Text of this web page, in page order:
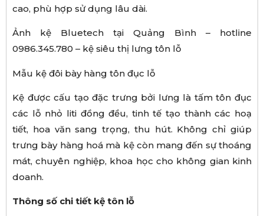
cao, phù hợp sử dụng lâu dài.
Ảnh kệ Bluetech tại Quảng Bình – hotline
0986.345.780 – kệ siêu thị lưng tôn lỗ
Mẫu kệ đôi bày hàng tôn đục lỗ
Kệ được cấu tạo đặc trưng bởi lưng là tấm tôn đục
các lỗ nhỏ liti đồng đều, tinh tế tạo thành các hoạ
tiết, hoa văn sang trọng, thu hút. Không chỉ giúp
trưng bày hàng hoá mà kệ còn mang đến sự thoáng
mát, chuyên nghiệp, khoa học cho không gian kinh
doanh.
Thông số chi tiết kệ tôn lỗ